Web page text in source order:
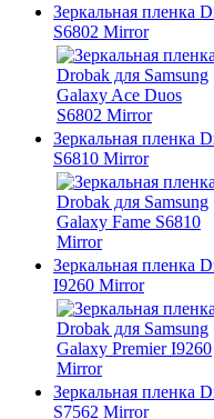
Зеркальная пленка
S6802 Mirror
Зеркальная пленка
S6810 Mirror
Зеркальная пленка
I9260 Mirror
Зеркальная пленка
S7562 Mirror